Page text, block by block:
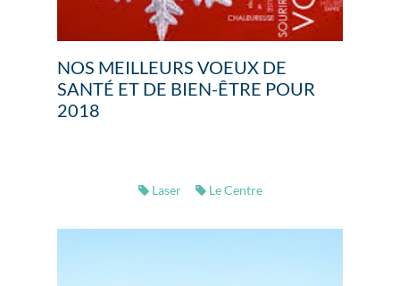
NOS MEILLEURS VOEUX DE
SANTÉ ET DE BIEN-ÊTRE POUR
2018
Laser Le Centre